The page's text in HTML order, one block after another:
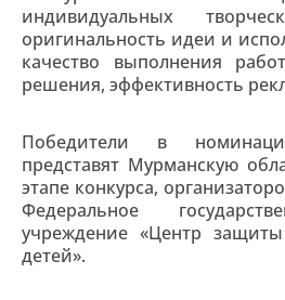
индивидуальных
оригинальность идеи и
качество выполнения
решения, эффективность
Победители в
представят Мурманскую
этапе конкурса,
Федеральное
учреждение «Центр
детей».